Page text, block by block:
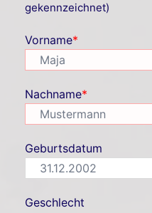
gekennzeichnet)
Vorname*
Nachname*
Geburtsdatum
Geschlecht